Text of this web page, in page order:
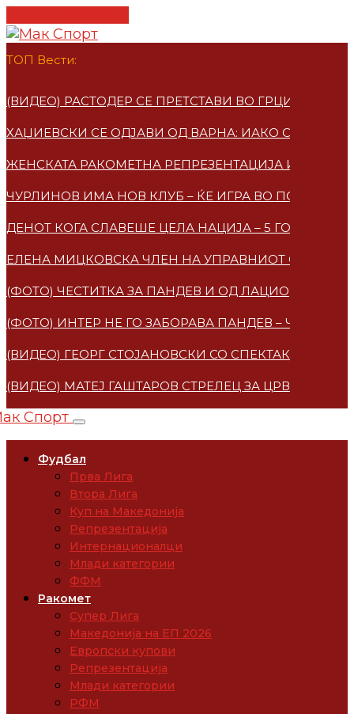
ТОП Вести:
(ВИДЕО) РАСТОДЕР СЕ ПРЕТСТАВИ ВО ГРЦИЈА –
ХАЏИЕВСКИ СЕ ОДЈАВИ ОД ВАРНА: ИАКО СУМ
ЖЕНСКАТА РАКОМЕТНА РЕПРЕЗЕНТАЦИЈА ИМАА
ЧУРЛИНОВ ИМА НОВ КЛУБ – ЌЕ ИГРА ВО ПОЛСКА
ДЕНОТ КОГА СЛАВЕШЕ ЦЕЛА НАЦИЈА – 5 ГОДИНИ
ЕЛЕНА МИЦКОВСКA ЧЛЕН НА УПРАВНИОТ ОДБОР
(ФОТО) ЧЕСТИТКА ЗА ПАНДЕВ И ОД ЛАЦИО
(ФОТО) ИНТЕР НЕ ГО ЗАБОРАВА ПАНДЕВ –
(ВИДЕО) ГЕОРГ СТОЈАНОВСКИ СО СПЕКТАКУЛАРЕН
(ВИДЕО) МАТЕЈ ГАШТАРОВ СТРЕЛЕЦ ЗА ЦРВЕНА
Фудбал
Прва Лига
Втора Лига
Куп на Македонија
Репрезентација
Интернационалци
Млади категории
ФФМ
Ракомет
Супер Лига
Македонија на ЕП 2026
Европски купови
Репрезентација
Млади категории
РФМ